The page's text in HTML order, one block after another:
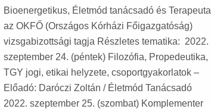
Bioenergetikus, Életmód tanácsadó és Terapeuta
az OKFŐ (Országos Kórházi Főigazgatóság)
vizsgabizottsági tagja Részletes tematika: 2022.
szeptember 24. (péntek) Filozófia, Propedeutika,
TGY jogi, etikai helyzete, csoportgyakorlatok –
Előadó: Daróczi Zoltán / Életmód Tanácsadó
2022. szeptember 25. (szombat) Komplementer